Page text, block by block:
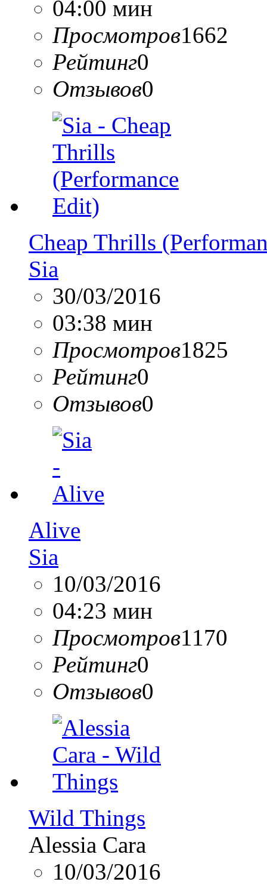
04:00 мин
Просмотров1662
Рейтинг0
Отзывов0
Cheap Thrills
Sia
30/03/2016
03:38 мин
Просмотров1825
Рейтинг0
Отзывов0
Alive
Sia
10/03/2016
04:23 мин
Просмотров1170
Рейтинг0
Отзывов0
Wild Things
Alessia Cara
10/03/2016